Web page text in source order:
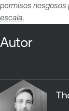
permisos riesgosos
escala.
Autor